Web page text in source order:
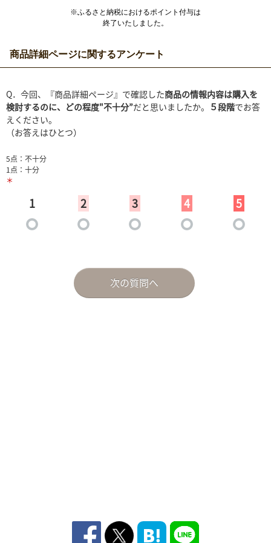
※ふるさと納税におけるポイント付与は
終了いたしました。
商品詳細ページに関するアンケート